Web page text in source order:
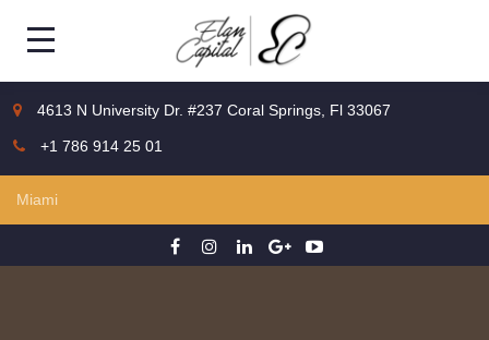
4613 N University Dr. #237 Coral Springs, Fl 33067
+1 786 914 25 01